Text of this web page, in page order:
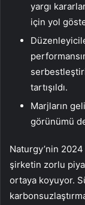
yargı
için yol
tartışıldı.
Marjların
görünümü
Naturgy’nin 2024
şirketin zorlu
ortaya koyuyor.